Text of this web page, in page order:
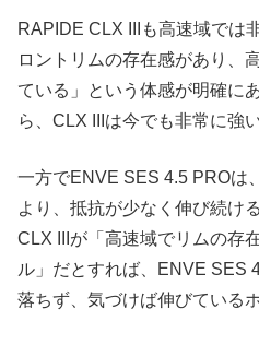
RAPIDE CLX IIIも高速域では
ロントリムの存在感があり、
ている」という体感が明確に
ら、CLX IIIは今でも非常に強
一方でENVE SES 4.5 PROは
より、抵抗が少なく伸び続け
CLX IIIが「高速域でリムの存
ル」だとすれば、ENVE SES
落ちず、気づけば伸びている